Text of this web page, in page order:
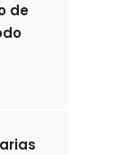
de